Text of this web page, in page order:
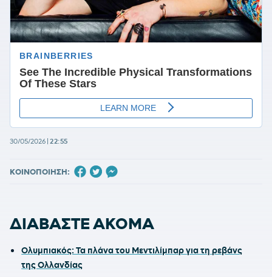
30/05/2026 22:55
ΚΟΙΝΟΠΟΙΗΣΗ:
ΔΙΑΒΑΣΤΕ ΑΚΟΜΑ
Ολυμπιακός: Τα πλάνα του Μεντιλίμπαρ για τη ρεβάνς
της Ολλανδίας